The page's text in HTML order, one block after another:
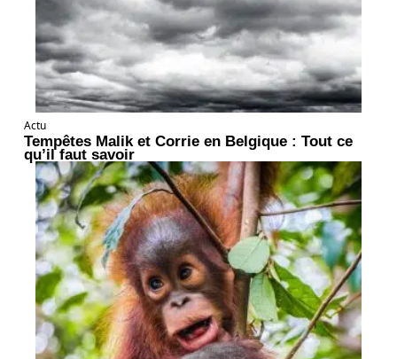
Actu
Tempêtes Malik et Corrie en Belgique : Tout ce
qu’il faut savoir